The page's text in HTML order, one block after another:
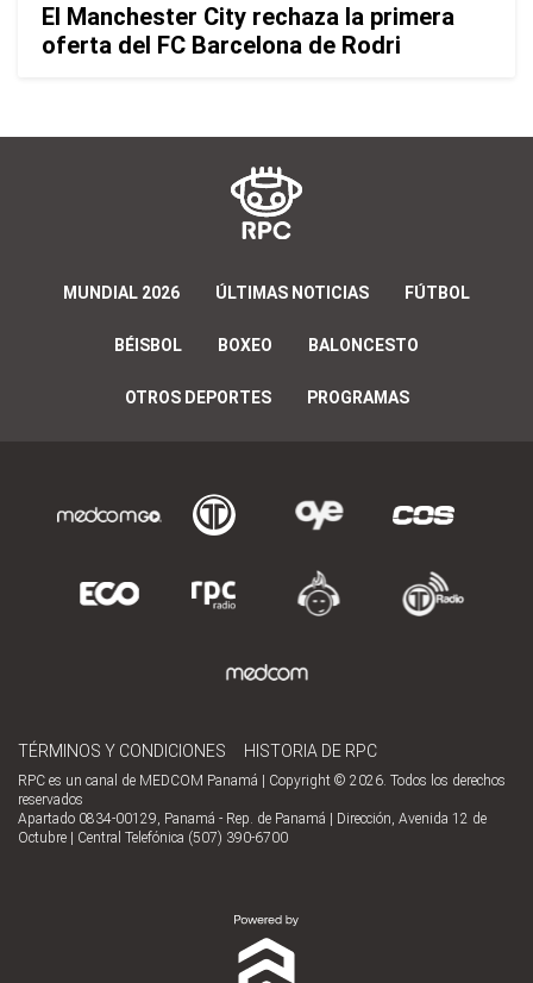
El Manchester City rechaza la primera
oferta del FC Barcelona de Rodri
MUNDIAL 2026 ÚLTIMAS NOTICIAS FÚTBOL
BÉISBOL BOXEO BALONCESTO
OTROS DEPORTES PROGRAMAS
TÉRMINOS Y CONDICIONES HISTORIA DE RPC
RPC es un canal de MEDCOM Panamá | Copyright © 2026. Todos los derechos
reservados
Apartado 0834-00129, Panamá - Rep. de Panamá | Dirección, Avenida 12 de
Octubre | Central Telefónica (507) 390-6700